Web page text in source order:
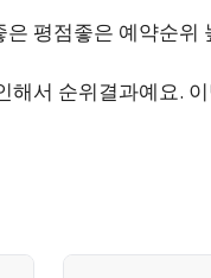
평점좋은 예약순위
서 순위결과예요.